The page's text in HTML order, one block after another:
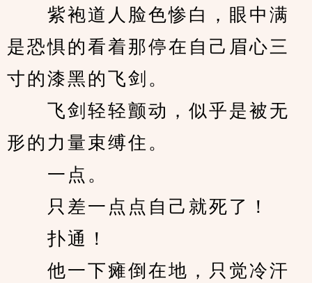
紫袍道人脸色惨白，眼中满
是恐惧的看着那停在自己眉心三
寸的漆黑的飞剑。
飞剑轻轻颤动，似乎是被无
形的力量束缚住。
一点。
只差一点点自己就死了！
扑通！
他一下瘫倒在地，只觉冷汗